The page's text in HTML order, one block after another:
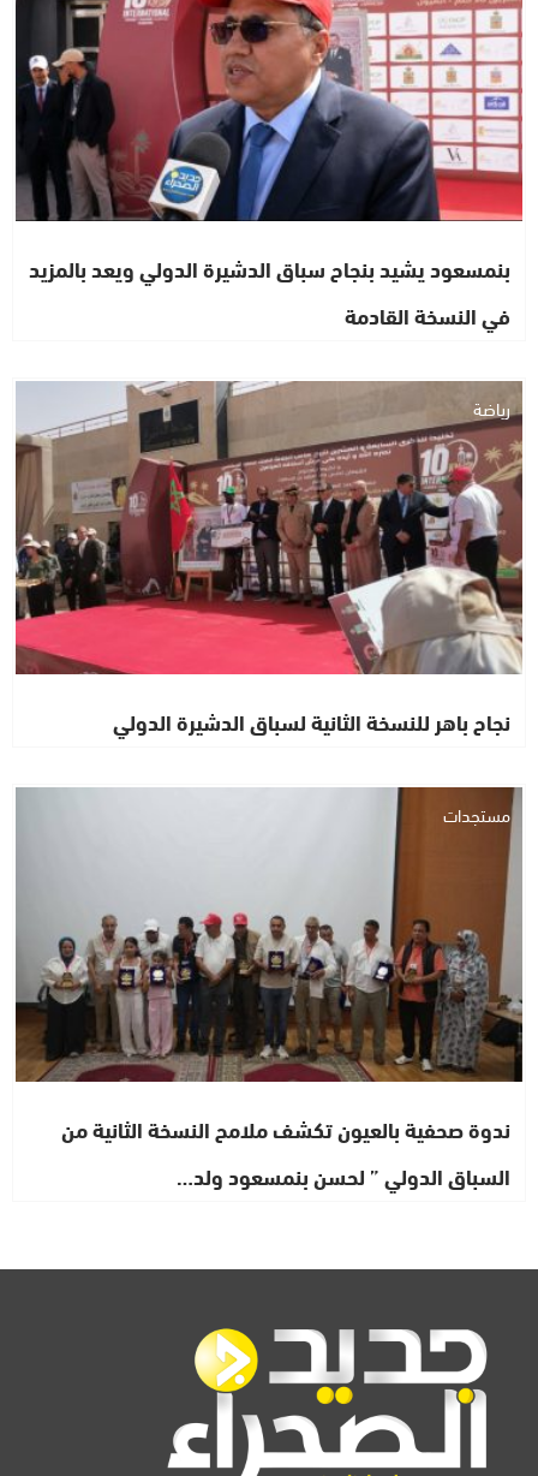
بنمسعود يشيد بنجاح سباق الدشيرة الدولي ويعد بالمزيد
في النسخة القادمة
رياضة
نجاح باهر للنسخة الثانية لسباق الدشيرة الدولي
مستجدات
ندوة صحفية بالعيون تكشف ملامح النسخة الثانية من
السباق الدولي ” لحسن بنمسعود ولد…